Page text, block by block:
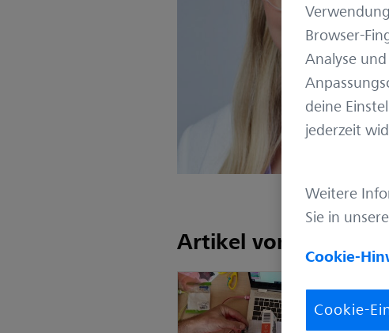
Artikel von Alexandra
Browser-
Analyse
deine
jederzeit
Weitere
Sie in
Cookie-
Cookie-